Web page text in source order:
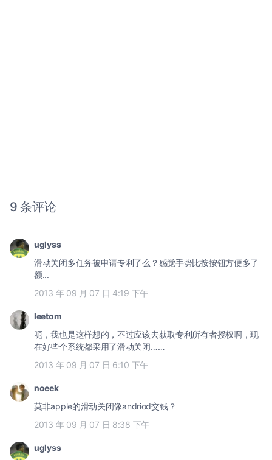
9 条评论
uglyss
滑动关闭多任务被申请专利了么？感觉手势比按按钮方便多了
额...
2013 年 09 月 07 日 4:19 下午
leetom
呃，我也是这样想的，不过应该去获取专利所有者授权啊，现
在好些个系统都采用了滑动关闭……
2013 年 09 月 07 日 6:10 下午
noeek
莫非apple的滑动关闭像andriod交钱？
2013 年 09 月 07 日 8:38 下午
uglyss